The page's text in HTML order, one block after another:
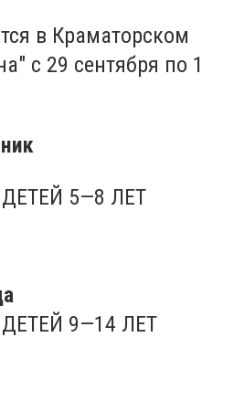
в Краматорском
с 29 сентября по 1
5—8 ЛЕТ
9—14 ЛЕТ